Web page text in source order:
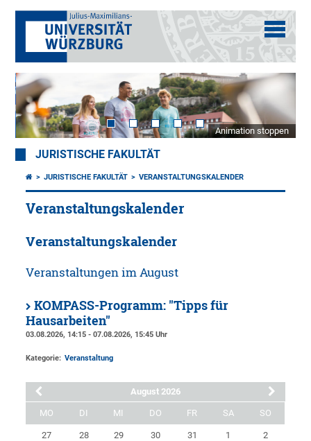
Animation stoppen
JURISTISCHE FAKULTÄT
JURISTISCHE FAKULTÄT VERANSTALTUNGSKALENDER
Veranstaltungskalender
Veranstaltungskalender
Veranstaltungen im August
KOMPASS-Programm: "Tipps für
Hausarbeiten"
03.08.2026, 14:15 - 07.08.2026, 15:45 Uhr
Kategorie: Veranstaltung
August 2026
MO DI MI DO FR SA SO
27 28 29 30 31 1 2